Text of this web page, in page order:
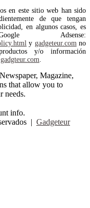
en este sitio web han sido
de que tengan
en algunos casos, es
Adsense:
y gadgeteur.comno
y/o información
gadgteur.com.
Magazine,
that allow you to
needs.
info.
| Gadgeteur